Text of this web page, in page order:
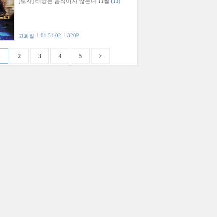
고화질 01:51:02 320P
2 3 4 5 >